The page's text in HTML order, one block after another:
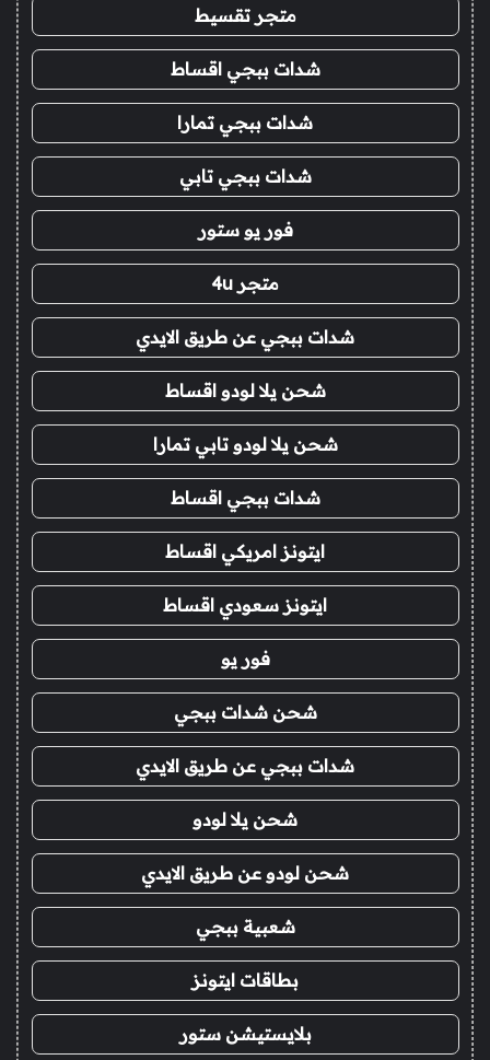
متجر تقسيط
شدات ببجي اقساط
شدات ببجي تمارا
شدات ببجي تابي
فور يو ستور
متجر 4u
شدات ببجي عن طريق الايدي
شحن يلا لودو اقساط
شحن يلا لودو تابي تمارا
شدات ببجي اقساط
ايتونز امريكي اقساط
ايتونز سعودي اقساط
فور يو
شحن شدات ببجي
شدات ببجي عن طريق الايدي
شحن يلا لودو
شحن لودو عن طريق الايدي
شعبية ببجي
بطاقات ايتونز
بلايستيشن ستور